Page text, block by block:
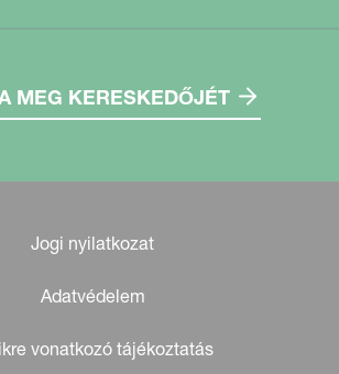
MEG KERESKEDŐJÉT
Jogi nyilatkozat
Adatvédelem
vonatkozó tájékoztatás